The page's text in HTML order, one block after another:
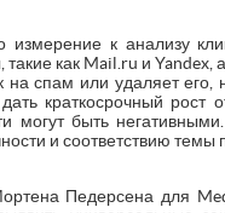
к анализу
как Mail.ru и Yandex,
спам или удаляет его,
краткосрочный рост
могут быть
и соответствию
Педерсена для